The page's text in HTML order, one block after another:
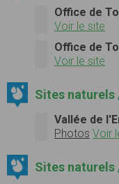
Office de
Voir le site
Office de
Voir le site
Sites naturels
Vallée de
Photos Voir
Sites